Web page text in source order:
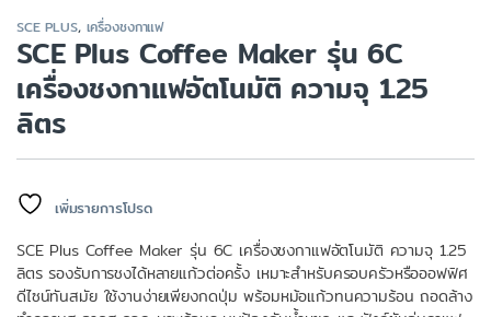
SCE PLUS, เครื่องชงกาแฟ
SCE Plus Coffee Maker รุ่น 6C
เครื่องชงกาแฟอัตโนมัติ ความจุ 1.25
ลิตร
เพิ่มรายการโปรด
SCE Plus Coffee Maker รุ่น 6C เครื่องชงกาแฟอัตโนมัติ ความจุ 1.25
ลิตร รองรับการชงได้หลายแก้วต่อครั้ง เหมาะสำหรับครอบครัวหรือออฟฟิศ
ดีไซน์ทันสมัย ใช้งานง่ายเพียงกดปุ่ม พร้อมหม้อแก้วทนความร้อน ถอดล้าง